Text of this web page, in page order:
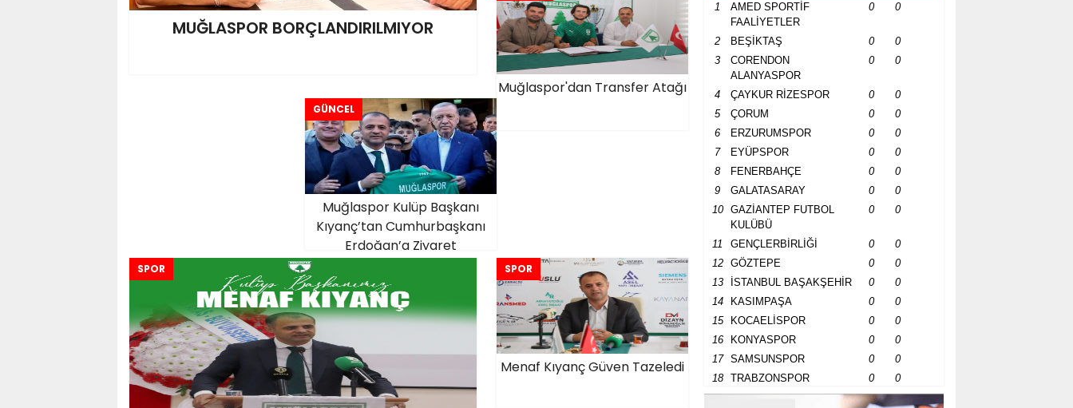
MUĞLASPOR BORÇLANDIRILMIYOR
Muğlaspor'dan Transfer Atağı
GÜNCEL
Muğlaspor Kulüp Başkanı
Kıyanç’tan Cumhurbaşkanı
Erdoğan’a Ziyaret
SPOR SPOR
Menaf Kıyanç Güven Tazeledi
1
AMED SPORTİF
FAALİYETLER
0 0
2 BEŞİKTAŞ 0
0
3
CORENDON
ALANYASPOR
0 0
4 ÇAYKUR RİZESPOR 0
0
5
ÇORUM 0
0
6
ERZURUMSPOR 0
0
7
EYÜPSPOR 0
0
8
FENERBAHÇE 0
0
9
GALATASARAY 0
0
10
GAZİANTEP FUTBOL
KULÜBÜ
0 0
11 GENÇLERBİRLİĞİ 0
0
12
GÖZTEPE 0
0
13
İSTANBUL BAŞAKŞEHİR 0
0
14
KASIMPAŞA 0
0
15
KOCAELİSPOR 0
0
16
KONYASPOR 0
0
17
SAMSUNSPOR 0
0
18
TRABZONSPOR 0 0